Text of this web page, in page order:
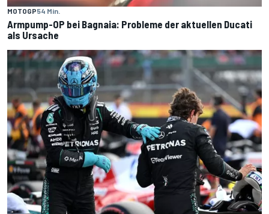
MOTOGP54 Min.
Armpump-OP bei Bagnaia: Probleme der aktuellen Ducati
als Ursache